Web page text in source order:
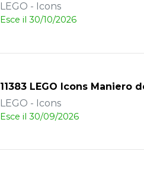
LEGO - Icons
Esce il 30/10/2026
11383 LEGO Icons Maniero
LEGO - Icons
Esce il 30/09/2026